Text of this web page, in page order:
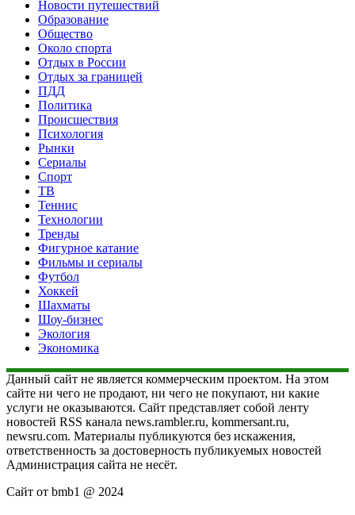
Новости путешествий
Образование
Общество
Около спорта
Отдых в России
Отдых за границей
ПДД
Политика
Происшествия
Психология
Рынки
Сериалы
Спорт
ТВ
Теннис
Технологии
Тренды
Фигурное катание
Фильмы и сериалы
Футбол
Хоккей
Шахматы
Шоу-бизнес
Экология
Экономика
Данный сайт не является коммерческим проектом. На этом
сайте ни чего не продают, ни чего не покупают, ни какие
услуги не оказываются. Сайт представляет собой ленту
новостей RSS канала news.rambler.ru, kommersant.ru,
newsru.com. Материалы публикуются без искажения,
ответственность за достоверность публикуемых новостей
Администрация сайта не несёт.
Сайт от bmb1 @ 2024